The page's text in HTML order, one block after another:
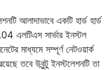
আলাদাভাবে একটি হার্ড হার্ড
এলটিএস সার্ভার ইনস্টল
মাধ্যমে সম্পূর্ণ নেটওয়ার্ক
তবে উবুন্টু ইনস্টলেশনটি তা